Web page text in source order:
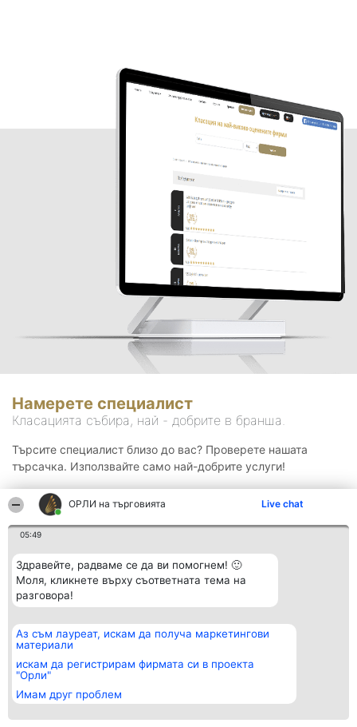
ОРЛИ на търговията Live chat
05:49
Здравейте, радваме се да ви помогнем! 🙂
Моля, кликнете върху съответната тема на
разговора!
Аз съм лауреат, искам да получа маркетингови
материали
искам да регистрирам фирмата си в проекта
"Орли"
Имам друг проблем
Намерете специалист
Класацията събира, най - добрите в бранша.
Търсите специалист близо до вас? Проверете нашата
търсачка. Използвайте само най-добрите услуги!
Организатор на
класиране
BulevardulAleea Timișul De
Sus Nr. 2, Bl. A30, Sc. A, Et.
4, Ap. 13
București 53-238
Класация
всички
Статут/Устав
Контакти